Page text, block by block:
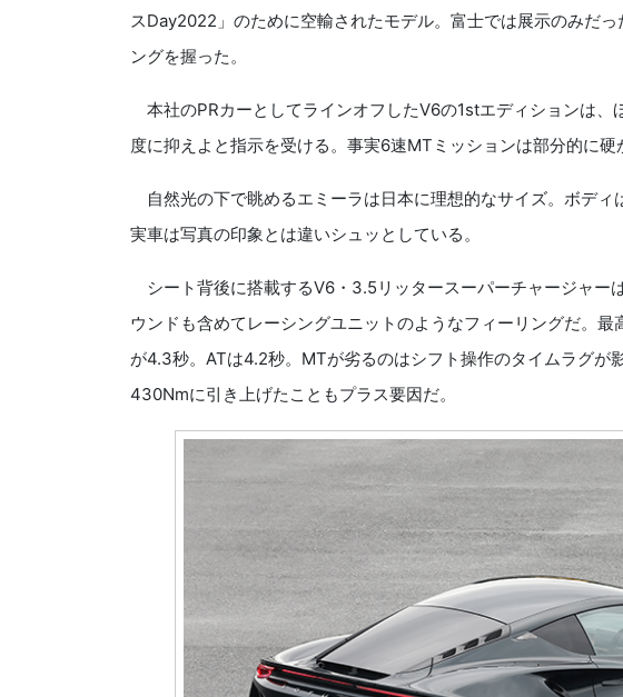
スDay2022」のために空輸されたモデル。富士では展示のみだ
ングを握った。
本社のPRカーとしてラインオフしたV6の1stエディションは
度に抑えよと指示を受ける。事実6速MTミッションは部分的に硬
自然光の下で眺めるエミーラは日本に理想的なサイズ。ボデ
実車は写真の印象とは違いシュッとしている。
シート背後に搭載するV6・3.5リッタースーパーチャージャ
ウンドも含めてレーシングユニットのようなフィーリングだ。
が4.3秒。ATは4.2秒。MTが劣るのはシフト操作のタイムラグが
430Nmに引き上げたこともプラス要因だ。